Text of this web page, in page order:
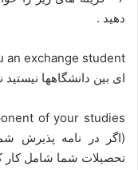
دهید .
ای بین دانشگاهها
(اگر در نامه پذیرش
تحصیلات شما شامل کار